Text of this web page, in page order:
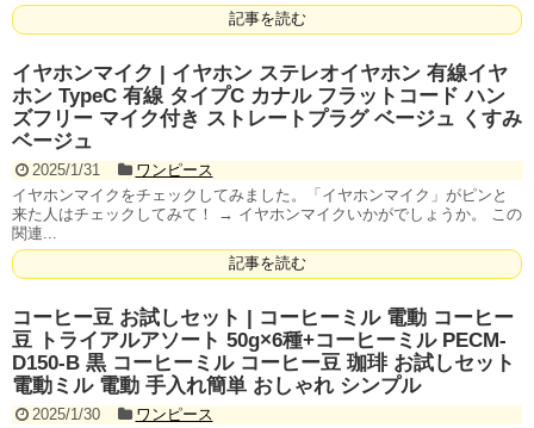
記事を読む
イヤホンマイク | イヤホン ステレオイヤホン 有線イヤ
ホン TypeC 有線 タイプC カナル フラットコード ハン
ズフリー マイク付き ストレートプラグ ベージュ くすみ
ベージュ
2025/1/31
ワンピース
イヤホンマイクをチェックしてみました。「イヤホンマイク」がピンと
来た人はチェックしてみて！ → イヤホンマイクいかがでしょうか。 この
関連...
記事を読む
コーヒー豆 お試しセット | コーヒーミル 電動 コーヒー
豆 トライアルアソート 50g×6種+コーヒーミル PECM-
D150-B 黒 コーヒーミル コーヒー豆 珈琲 お試しセット
電動ミル 電動 手入れ簡単 おしゃれ シンプル
2025/1/30
ワンピース